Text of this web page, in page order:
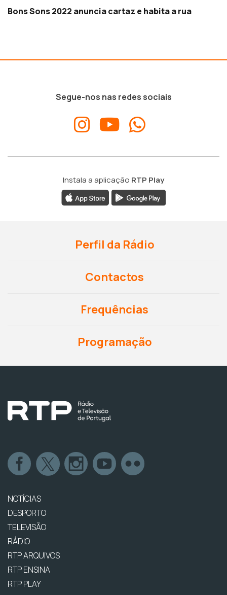
Bons Sons 2022 anuncia cartaz e habita a rua
Segue-nos nas redes sociais
Instala a aplicação RTP Play
Perfil da Rádio
Contactos
Frequências
Programação
NOTÍCIAS
DESPORTO
TELEVISÃO
RÁDIO
RTP ARQUIVOS
RTP ENSINA
RTP PLAY